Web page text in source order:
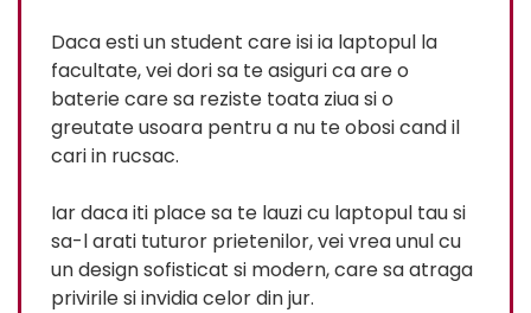
Daca esti un student care isi ia laptopul la
facultate, vei dori sa te asiguri ca are o
baterie care sa reziste toata ziua si o
greutate usoara pentru a nu te obosi cand il
cari in rucsac.
Iar daca iti place sa te lauzi cu laptopul tau si
sa-l arati tuturor prietenilor, vei vrea unul cu
un design sofisticat si modern, care sa atraga
privirile si invidia celor din jur.